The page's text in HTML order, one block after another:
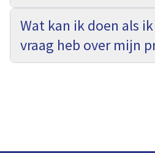
Wat kan ik doen als
vraag heb over mijn